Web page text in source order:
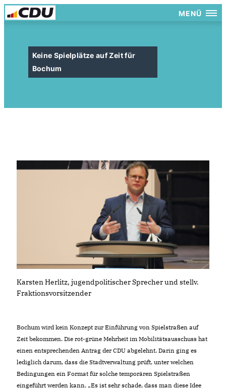
MENÜ
Keine Spielplätze auf Zeit für
Bochum
Karsten Herlitz, jugendpolitischer Sprecher und stellv.
Fraktionsvorsitzender
Bochum wird kein Konzept zur Einführung von Spielstraßen auf
Zeit bekommen. Die rot-grüne Mehrheit im Mobilitätsausschuss hat
einen entsprechenden Antrag der CDU abgelehnt. Darin ging es
lediglich darum, dass die Stadtverwaltung prüft, unter welchen
Bedingungen ein Format für solche temporären Spielstraßen
eingeführt werden kann. „Es ist sehr schade, dass man diese Idee